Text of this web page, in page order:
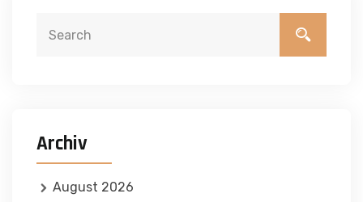
Archiv
August 2026